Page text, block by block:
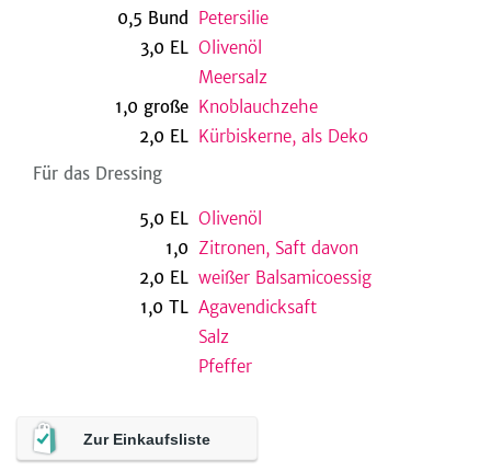
0,5 Bund
Petersilie
3,0 EL Olivenöl
Meersalz
1,0 große Knoblauchzehe
2,0 EL Kürbiskerne, als Deko
Für das Dressing
5,0 EL Olivenöl
1,0 Zitronen, Saft davon
2,0 EL weißer Balsamicoessig
1,0 TL Agavendicksaft
Salz
Pfeffer
Zur Einkaufsliste